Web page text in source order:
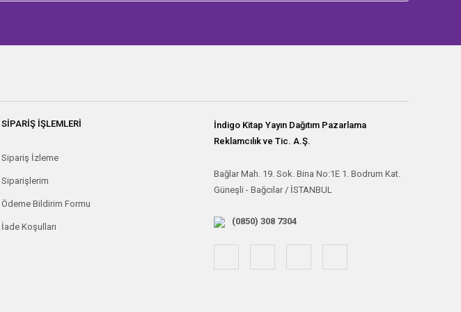
SİPARİŞ İŞLEMLERİ
Sipariş İzleme
Siparişlerim
Ödeme Bildirim Formu
İade Koşulları
İndigo Kitap Yayın Dağıtım Pazarlama
Reklamcılık ve Tic. A.Ş.
Bağlar Mah. 19. Sok. Bina No:1E 1. Bodrum Kat.
Güneşli - Bağcılar / İSTANBUL
(0850) 308 7304